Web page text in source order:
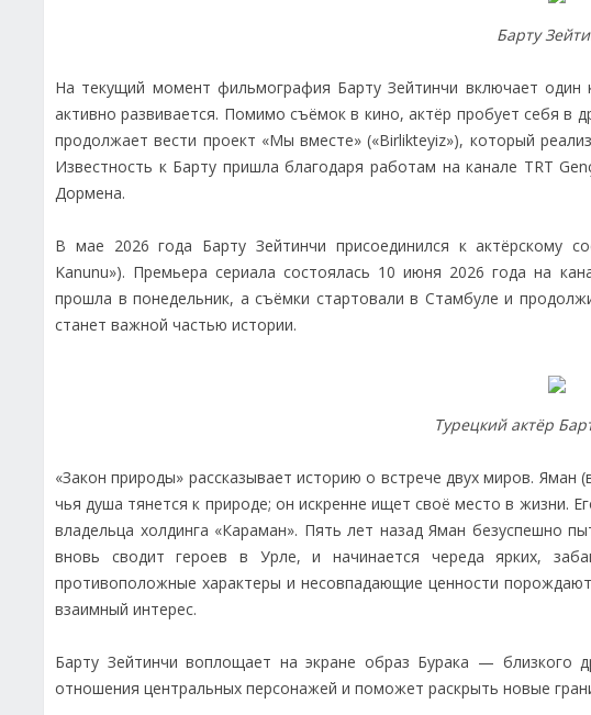
Барту
На текущий момент фильмография Барту Зейтинчи включает один
активно развивается. Помимо съёмок в кино, актёр пробует себя в
продолжает вести проект «Мы вместе» («Birlikteyiz»), который
Известность к Барту пришла благодаря работам на канале TRT
Дормена.
В мае 2026 года Барту Зейтинчи присоединился к актёрскому
Kanunu»). Премьера сериала состоялась 10 июня 2026 года на
прошла в понедельник, а съёмки стартовали в Стамбуле и
станет важной частью истории.
Турецкий актёр
«Закон природы» рассказывает историю о встрече двух миров. Яман
чья душа тянется к природе; он искренне ищет своё место в жизни.
владельца холдинга «Караман». Пять лет назад Яман безуспешно
вновь сводит героев в Урле, и начинается череда ярких,
противоположные характеры и несовпадающие ценности
взаимный интерес.
Барту Зейтинчи воплощает на экране образ Бурака — близкого
отношения центральных персонажей и поможет раскрыть новые